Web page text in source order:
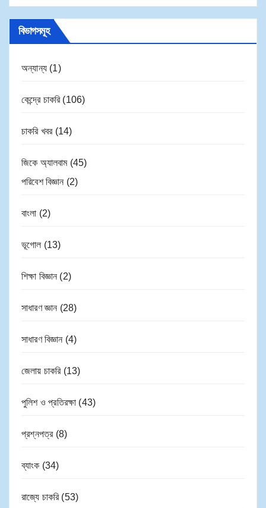
বিভাগসমূহ
অন্যান্য (1)
কেন্দ্রে চাকরি(106)
চাকরি খবর(14)
জিকে অ্যালবাম(45)
পরিবেশ বিজ্ঞান (2)
বাংলা (2)
ভূগোল (13)
শিক্ষা বিজ্ঞান (2)
সাধারণ জ্ঞান (28)
সাধারণ বিজ্ঞান (4)
জেলায় চাকরি(13)
পুলিশ ও প্রতিরক্ষা (43)
প্রশ্নপত্র(8)
ব্যাংক (34)
রাজ্যে চাকরি(53)